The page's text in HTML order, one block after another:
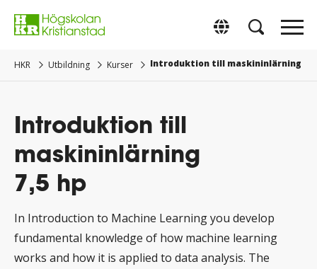
direkt
Switch to
HKR Utbildning Kurser Introduktion till maskininlärning
Introduktion till
maskininlärning
7,5 hp
In Introduction to Machine Learning you develop
fundamental knowledge of how machine learning
works and how it is applied to data analysis. The